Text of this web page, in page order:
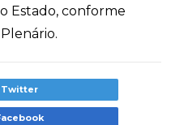
Estado, conforme
Twitter